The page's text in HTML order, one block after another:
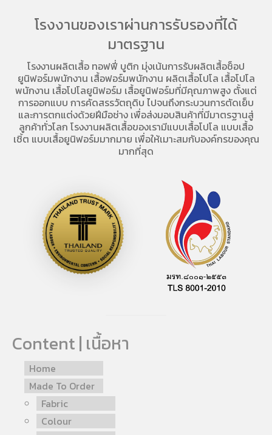
โรงงานของเราผ่านการรับรองที่ได้
มาตรฐาน
โรงงานผลิตเสื้อ ทอฟฟี่ บูติก มุ่งเน้นการรับผลิตเสื้อช็อป
ยูนิฟอร์มพนักงาน เสื้อฟอร์มพนักงาน ผลิตเสื้อโปโล เสื้อโปโล
พนักงาน เสื้อโปโลยูนิฟอร์ม เสื้อยูนิฟอร์มที่มีคุณภาพสูง ตั้งแต่
การออกแบบ การคัดสรรวัตถุดิบ ไปจนถึงกระบวนการตัดเย็บ
และการตกแต่งด้วยฝีมือช่าง เพื่อส่งมอบสินค้าที่มีมาตรฐานสู่
ลูกค้าทั่วโลก โรงงานผลิตเสื้อของเรามีแบบเสื้อโปโล แบบเสื้อ
เชิ้ต แบบเสื้อยูนิฟอร์มมากมาย เพื่อให้เมาะสมกับองค์กรของคุณ
มากที่สุด
Content | เนื้อหา
Home
Made To Order
Fabric
Colour